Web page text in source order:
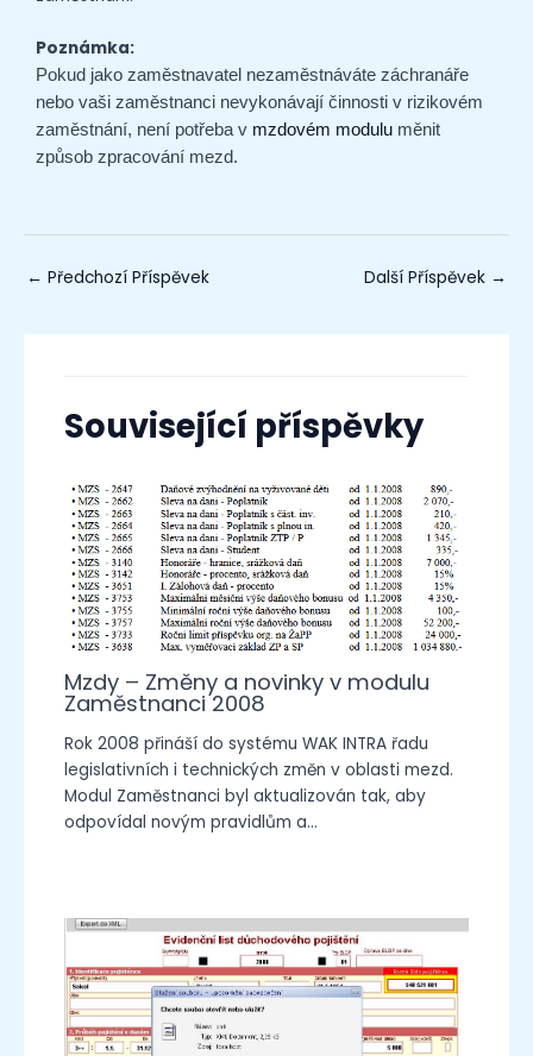
Poznámka:
Pokud jako zaměstnavatel nezaměstnáváte záchranáře
nebo vaši zaměstnanci nevykonávají činnosti v rizikovém
zaměstnání, není potřeba v mzdovém modulu měnit
způsob zpracování mezd.
← Předchozí Příspěvek Další Příspěvek →
Související příspěvky
Mzdy – Změny a novinky v modulu
Zaměstnanci 2008
Rok 2008 přináší do systému WAK INTRA řadu
legislativních i technických změn v oblasti mezd.
Modul Zaměstnanci byl aktualizován tak, aby
odpovídal novým pravidlům a…